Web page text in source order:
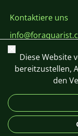
Kontaktiere uns
+420 603 449 602
Schließen
Diese Website
bereitzustellen,
den